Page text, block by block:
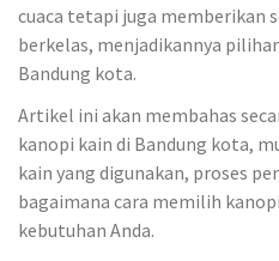
cuaca tetapi juga memberikan
berkelas, menjadikannya
Bandung kota.
Artikel ini akan membahas
kanopi kain di Bandung kota,
kain yang digunakan, proses
bagaimana cara memilih
kebutuhan Anda.